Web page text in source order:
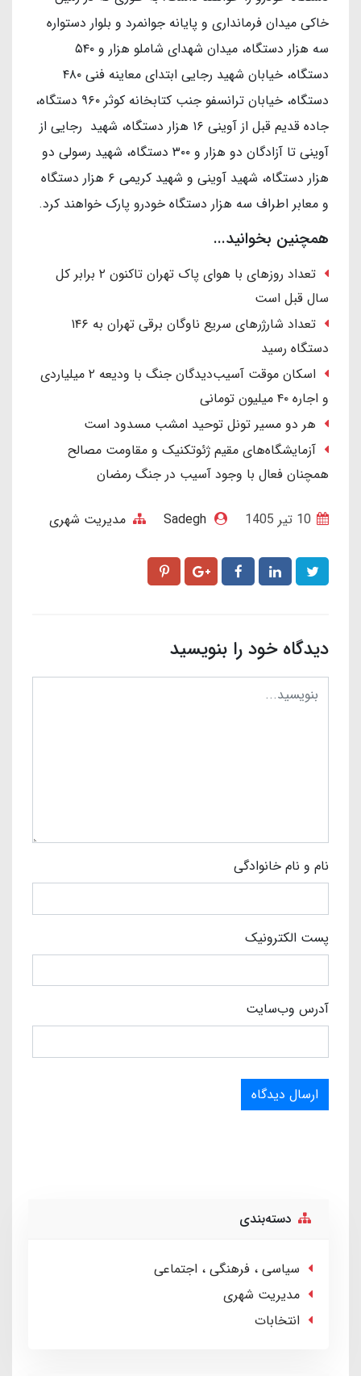
خاکی میدان فرمانداری و پایانه جوانمرد و بلوار دستواره
سه هزار دستگاه، میدان شهدای شاملو هزار و ۵۴۰
دستگاه، خیابان شهید رجایی ابتدای معاینه فنی ۴۸۰
دستگاه، خیابان ترانسفو جنب کتابخانه کوثر ۹۶۰ دستگاه،
جاده قدیم قبل از آوینی ۱۶ هزار دستگاه، شهید رجایی از
آوینی تا آزادگان دو هزار و ۳۰۰ دستگاه، شهید رسولی دو
هزار دستگاه، شهید آوینی و شهید کریمی ۶ هزار دستگاه
و معابر اطراف سه هزار دستگاه خودرو پارک خواهند کرد.
همچنین بخوانید...
تعداد روزهای با هوای پاک تهران تاکنون ۲ برابر کل
سال قبل است
تعداد شارژرهای سریع ناوگان برقی تهران به ۱۴۶
دستگاه رسید
اسکان موقت آسیب‌دیدگان جنگ با ودیعه ۲ میلیاردی
و اجاره ۴۰ میلیون تومانی
هر دو مسیر تونل توحید امشب مسدود است
آزمایشگاه‌های مقیم ژئوتکنیک و مقاومت مصالح
همچنان فعال با وجود آسیب در جنگ رمضان
Sadegh مدیریت شهری
دیدگاه خود را بنویسید
نام و نام خانوادگی
پست الکترونیک
آدرس وب‌سایت
ارسال دیدگاه
دسته‌بندی
سیاسی ، فرهنگی ، اجتماعی
مدیریت شهری
انتخابات